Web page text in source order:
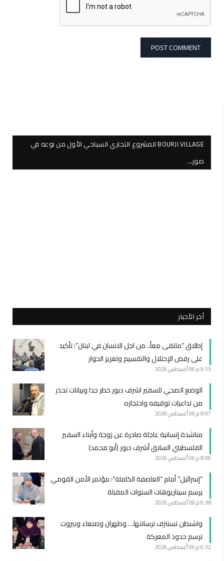
BOURJI VILLAGE المشروع التجاري السياحي الأول من نوعه في
صور…
أخر الأخبار
إطلاق “ملتقى معاً.. من اجل الانسان في لبنان”: تأكيد
على رفض الإحتلال والتقسيم وتعزيز الحوار
9:13 م 06 أغسطس 2026
الوضع الصحي للسفير اشرف دبور خطر جدا وبيانات تحذر
من تداعيات توقيفه واحتجازه
8:07 م 06 أغسطس 2026
مناشدة إنسانية عاجلة صادرة عن زوجة وأبناء السفير
الفلسطيني السابق أشرف دبور (أبو محمد)
8:06 م 06 أغسطس 2026
“إسرائيل” أمام “العاصفة الكاملة”: مؤتمر الأمن القومي
يرسم سيناريوهات السنوات المقبلة
6:38 م 06 أغسطس 2026
واشنطن تستنزف ترسانتها… وطهران وصنعاء وبيروت
ترسم حدود المعركة
6:32 م 06 أغسطس 2026